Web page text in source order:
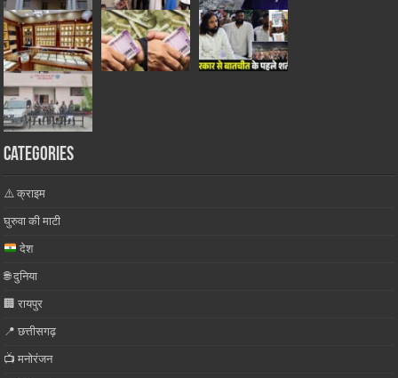
Categories
⚠️ क्राइम
घुरुवा की माटी
देश
🌐 दुनिया
🏢 रायपुर
📍 छत्तीसगढ़
📺 मनोरंजन